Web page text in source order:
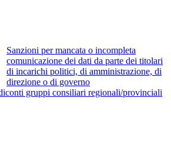
Sanzioni per mancata o incompleta
comunicazione dei dati da parte dei titolari
di incarichi politici, di amministrazione, di
direzione o di governo
gruppi consiliari regionali/provinciali